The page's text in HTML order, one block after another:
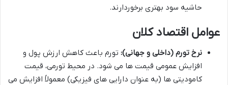
حاشیه سود بهتری برخوردارند.
عوامل اقتصاد کلان
نرخ تورم (داخلی و جهانی): تورم باعث کاهش ارزش پول و
افزایش عمومی قیمت ها می شود. در محیط تورمی، قیمت
کامودیتی ها (به عنوان دارایی های فیزیکی) معمولاً افزایش می